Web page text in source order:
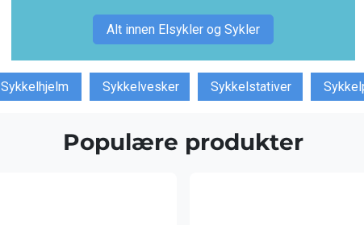
Alt innen Elsykler og Sykler
Sykkelhjelm Sykkelvesker Sykkelstativer
Populære produkter